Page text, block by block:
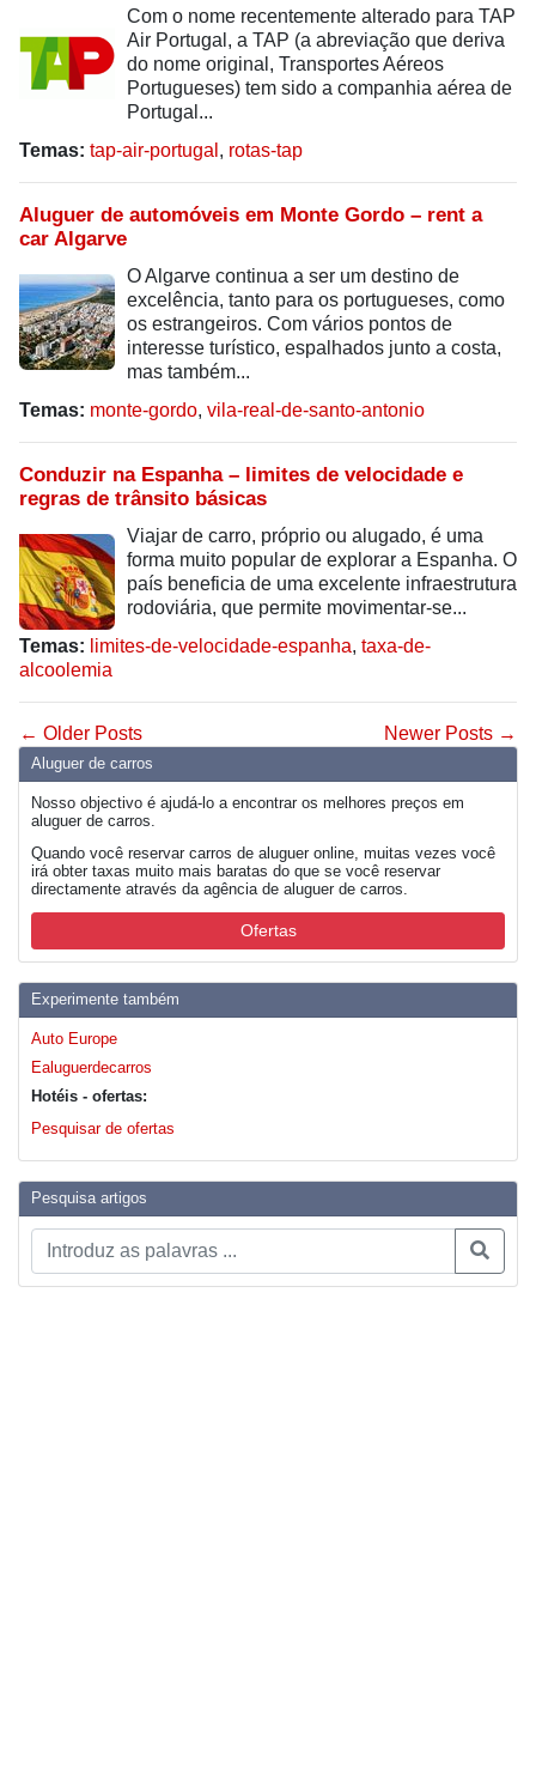
Aluguer de carros
Nosso objectivo é ajudá-lo a encontrar os melhores preços em
aluguer de carros.
Quando você reservar carros de aluguer online, muitas vezes você
irá obter taxas muito mais baratas do que se você reservar
directamente através da agência de aluguer de carros.
Ofertas
Experimente também
Auto Europe
Ealuguerdecarros
Hotéis - ofertas:
Pesquisar de ofertas
Pesquisa artigos
Com o nome recentemente alterado para TAP
Air Portugal, a TAP (a abreviação que deriva
do nome original, Transportes Aéreos
Portugueses) tem sido a companhia aérea de
Portugal...
Temas: tap-air-portugal , rotas-tap
Aluguer de automóveis em Monte Gordo – rent a
car Algarve
O Algarve continua a ser um destino de
excelência, tanto para os portugueses, como
os estrangeiros. Com vários pontos de
interesse turístico, espalhados junto a costa,
mas também...
Temas: monte-gordo, vila-real-de-santo-antonio
Conduzir na Espanha – limites de velocidade e
regras de trânsito básicas
Viajar de carro, próprio ou alugado, é uma
forma muito popular de explorar a Espanha. O
país beneficia de uma excelente infraestrutura
rodoviária, que permite movimentar-se...
Temas: limites-de-velocidade-espanha, taxa-de-
alcoolemia
← Older Posts Newer Posts →